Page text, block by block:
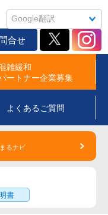
合せ
雑緩和
ートナー企業募集
よくあるご質問
るナビ
書